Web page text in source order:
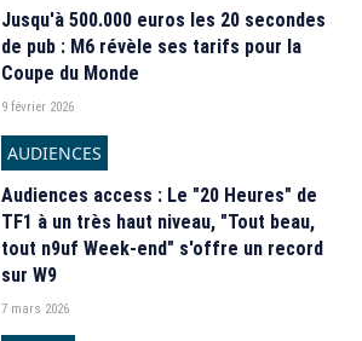
Jusqu'à 500.000 euros les 20 secondes
de pub : M6 révèle ses tarifs pour la
Coupe du Monde
9 février 2026
AUDIENCES
Audiences access : Le "20 Heures" de
TF1 à un très haut niveau, "Tout beau,
tout n9uf Week-end" s'offre un record
sur W9
7 mars 2026